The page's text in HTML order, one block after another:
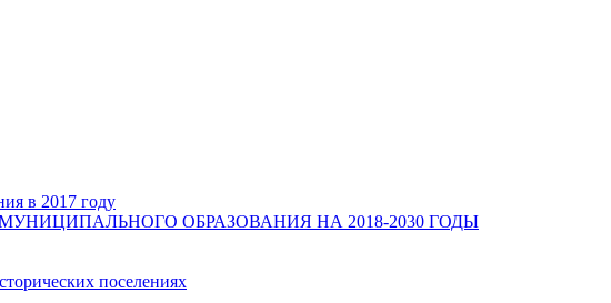
в 2017 году
ОБРАЗОВАНИЯ НА 2018-2030 ГОДЫ
поселениях